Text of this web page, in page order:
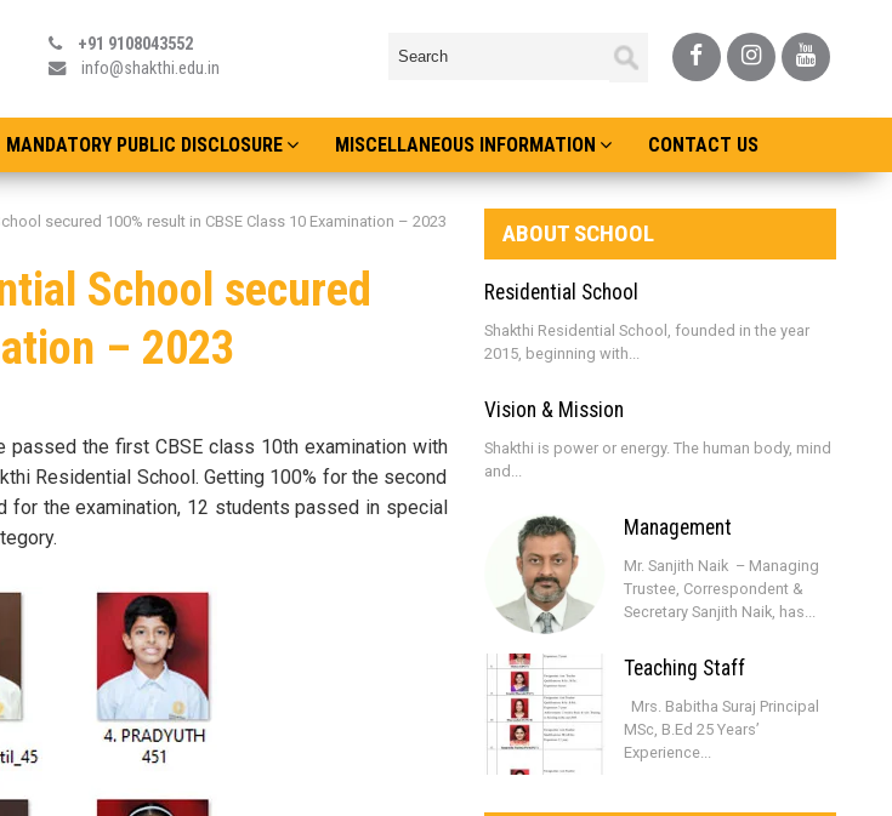
+91 9108043552
info@shakthi.edu.in
MANDATORY PUBLIC DISCLOSURE MISCELLANEOUS INFORMATION CONTACT US
secured 100% result in CBSE Class 10 Examination – 2023
School secured
– 2023
passed the first CBSE class 10th examination with
Residential School. Getting 100% for the second
the examination, 12 students passed in special
ABOUT SCHOOL
Residential School
Shakthi Residential School, founded in the year
2015, beginning with...
Vision & Mission
Shakthi is power or energy. The human body, mind
and...
Management
Mr. Sanjith Naik – Managing
Trustee, Correspondent &
Secretary Sanjith Naik, has...
Teaching Staff
Mrs. Babitha Suraj Principal
MSc, B.Ed 25 Years’
Experience...